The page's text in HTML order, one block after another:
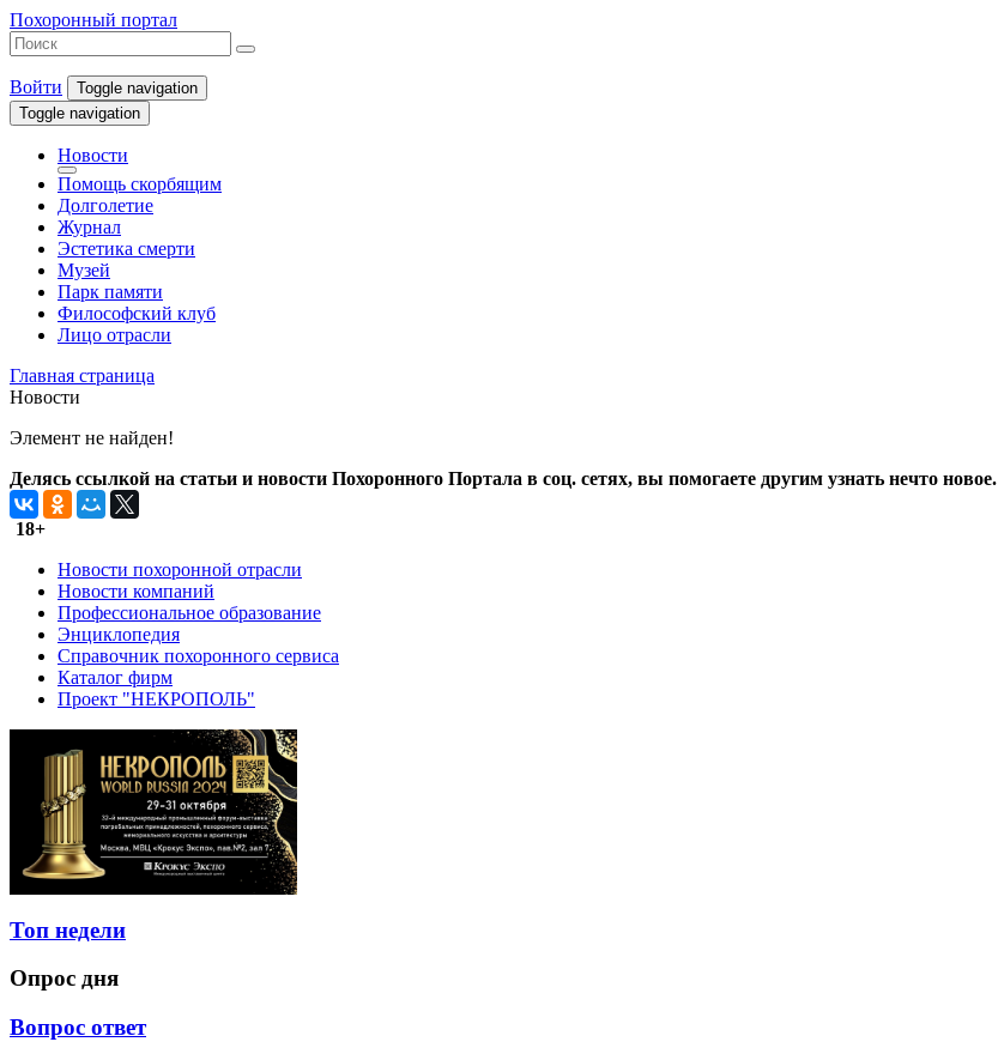
Похоронный портал
Войти
Toggle navigation
Toggle navigation
Новости
Помощь скорбящим
Долголетие
Журнал
Эстетика смерти
Музей
Парк памяти
Философский клуб
Лицо отрасли
Главная страница
Новости
Элемент не найден!
Делясь ссылкой на статьи и новости Похоронного Портала в соц. сетях, вы помогаете другим узнать нечто новое.
18+
Новости похоронной отрасли
Новости компаний
Профессиональное образование
Энциклопедия
Справочник похоронного сервиса
Каталог фирм
Проект "НЕКРОПОЛЬ"
Топ недели
Опрос дня
Вопрос ответ